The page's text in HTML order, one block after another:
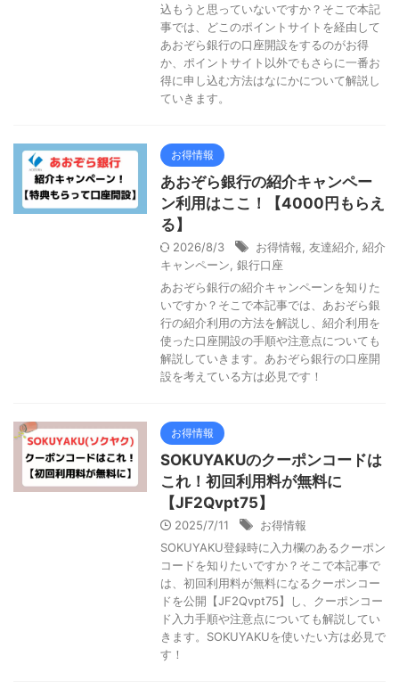
込もうと思っていないですか？そこで本記
事では、どこのポイントサイトを経由して
あおぞら銀行の口座開設をするのがお得
か、ポイントサイト以外でもさらに一番お
得に申し込む方法はなにかについて解説し
ていきます。
お得情報
あおぞら銀行の紹介キャンペー
ン利用はここ！【4000円もらえ
る】
2026/8/3 お得情報 友達紹介 紹介
キャンペーン 銀行口座
あおぞら銀行の紹介キャンペーンを知りた
いですか？そこで本記事では、あおぞら銀
行の紹介利用の方法を解説し、紹介利用を
使った口座開設の手順や注意点についても
解説していきます。あおぞら銀行の口座開
設を考えている方は必見です！
お得情報
SOKUYAKUのクーポンコードは
これ！初回利用料が無料に
【JF2Qvpt75】
2025/7/11
お得情報
SOKUYAKU登録時に入力欄のあるクーポン
コードを知りたいですか？そこで本記事で
は、初回利用料が無料になるクーポンコー
ドを公開【JF2Qvpt75】し、クーポンコー
ド入力手順や注意点についても解説してい
きます。SOKUYAKUを使いたい方は必見で
す！